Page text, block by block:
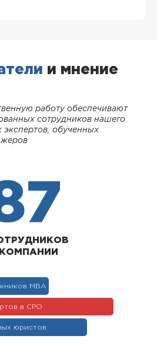
и мнение
работу обеспечивают
сотрудников нашего
экспертов, обученных
КОМПАНИИ
МВА
в СРО
юристов